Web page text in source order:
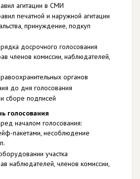
агитации в СМИ
печатной и наружной агитации
принуждение, подкуп
досрочного голосования
членов комиссии, наблюдателей,
органов
до дня голосования
сборе подписей
голосования
началом голосования:
пакетами, несоблюдение
участка
наблюдателей, членов комиссии,